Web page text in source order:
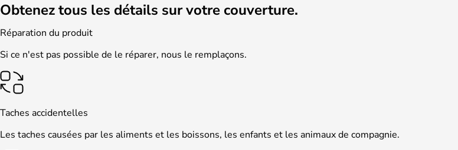
Obtenez tous les détails sur votre couverture.
Réparation du produit
Si ce n'est pas possible de le réparer, nous le remplaçons.
Taches accidentelles
Les taches causées par les aliments et les boissons, les enfants et les animaux de compagnie.